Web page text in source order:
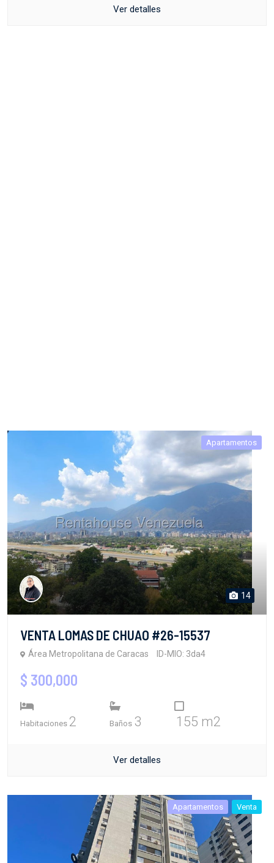
Ver detalles
Apartamentos
14
VENTA LOMAS DE CHUAO #26-15537
Área Metropolitana de Caracas ID-MIO: 3da4
$ 300,000
Habitaciones 2 Baños 3 155 m2
Ver detalles
Apartamentos Venta